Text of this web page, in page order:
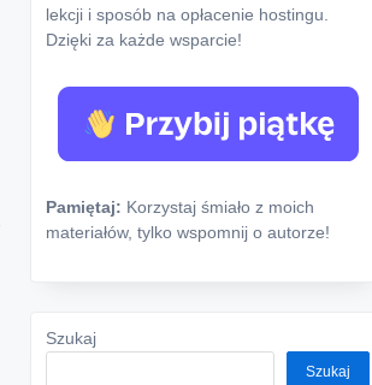
lekcji i sposób na opłacenie hostingu.
Dzięki za każde wsparcie!
Pamiętaj: Korzystaj śmiało z moich
materiałów, tylko wspomnij o autorze!
Szukaj
Szukaj